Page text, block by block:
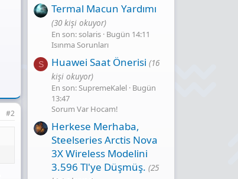
#2
Termal Macun Yardımı
(30 kişi okuyor)
En son: solaris Bugün 14:11
Isınma Sorunları
S Huawei Saat Önerisi (16
kişi okuyor)
En son: SupremeKalel Bugün
13:47
Sorum Var Hocam!
Herkese Merhaba,
Steelseries Arctis Nova
3X Wireless Modelini
3.596 Tl'ye Düşmüş. (25